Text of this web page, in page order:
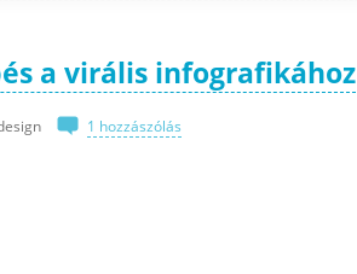
a virális infografikához
1 hozzászólás